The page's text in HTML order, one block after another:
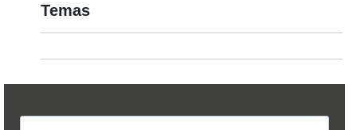
Temas